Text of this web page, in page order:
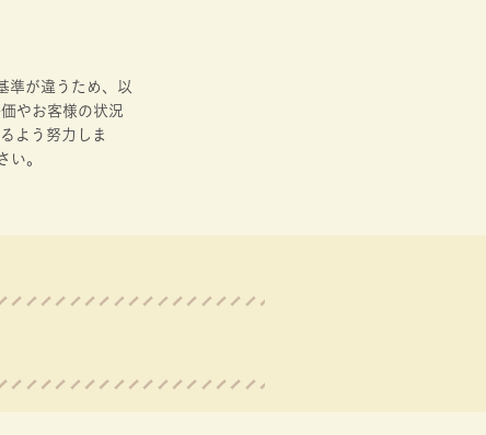
準が違うため、以
やお客様の状況
よう努力しま
い。